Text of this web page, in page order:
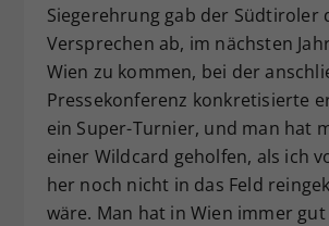
Siegerehrung gab der Südtiroler
Versprechen ab, im nächsten
Wien zu kommen, bei der
Pressekonferenz konkretisierte
ein Super-Turnier, und man hat
einer Wildcard geholfen, als ich
her noch nicht in das Feld
wäre. Man hat in Wien immer